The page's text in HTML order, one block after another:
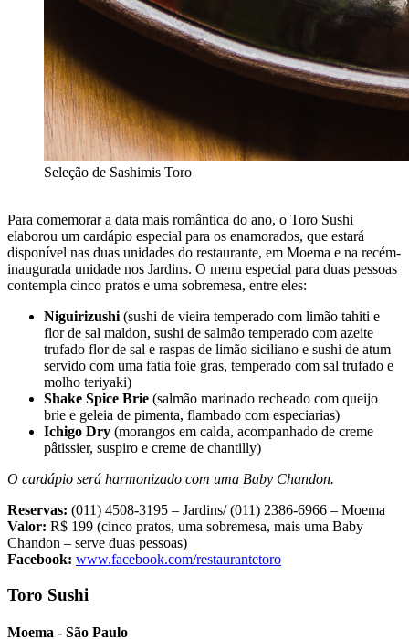
Seleção de Sashimis Toro
Para comemorar a data mais romântica do ano, o Toro Sushi
elaborou um cardápio especial para os enamorados, que estará
disponível nas duas unidades do restaurante, em Moema e na recém-
inaugurada unidade nos Jardins. O menu especial para duas pessoas
contempla cinco pratos e uma sobremesa, entre eles:
Niguirizushi (sushi de vieira temperado com limão tahiti e
flor de sal maldon, sushi de salmão temperado com azeite
trufado flor de sal e raspas de limão siciliano e sushi de atum
servido com uma fatia foie gras, temperado com sal trufado e
molho teriyaki)
Shake Spice Brie (salmão marinado recheado com queijo
brie e geleia de pimenta, flambado com especiarias)
Ichigo Dry (morangos em calda, acompanhado de creme
pâtissier, suspiro e creme de chantilly)
O cardápio será harmonizado com uma Baby Chandon.
Reservas: (011) 4508-3195 – Jardins/ (011) 2386-6966 – Moema
Valor: R$ 199 (cinco pratos, uma sobremesa, mais uma Baby
Chandon – serve duas pessoas)
Facebook: www.facebook.com/restaurantetoro
Toro Sushi
Moema - São Paulo